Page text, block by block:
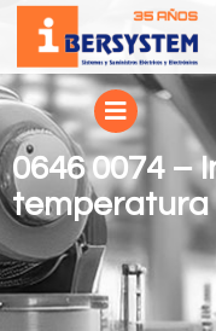
0646 0074 –
temperatura